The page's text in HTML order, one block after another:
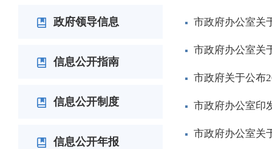
政府领导信息
信息公开指南
信息公开制度
信息公开年报
市政府办公室关
市政府办公室关
市政府关于公布
市政府办公室印
市政府办公室关